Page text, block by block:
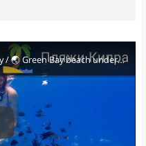
🎥 Проверка воды: Бухта Green Bay / 🌏 Green Bay beach underwater